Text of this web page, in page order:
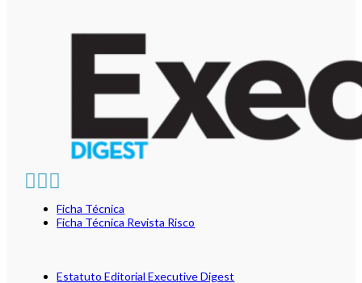
Ficha Técnica
Ficha Técnica Revista Risco
Estatuto Editorial Executive Digest